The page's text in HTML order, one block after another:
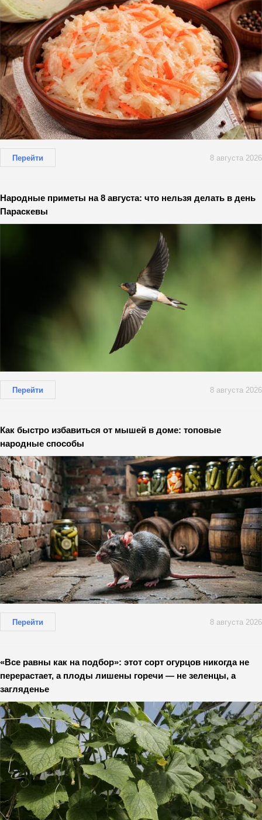
Перейти 8 августа 2026
Народные приметы на 8 августа: что нельзя делать в день
Параскевы
Перейти 8 августа 2026
Как быстро избавиться от мышей в доме: топовые
народные способы
Перейти 8 августа 2026
«Все равны как на подбор»: этот сорт огурцов никогда не
перерастает, а плоды лишены горечи — не зеленцы, а
загляденье